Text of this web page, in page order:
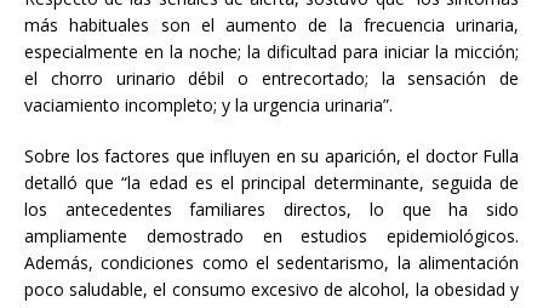
más habituales son el aumento de la frecuencia urinaria,
especialmente en la noche; la dificultad para iniciar la micción;
el chorro urinario débil o entrecortado; la sensación de
vaciamiento incompleto; y la urgencia urinaria”.
Sobre los factores que influyen en su aparición, el doctor Fulla
detalló que “la edad es el principal determinante, seguida de
los antecedentes familiares directos, lo que ha sido
ampliamente demostrado en estudios epidemiológicos.
Además, condiciones como el sedentarismo, la alimentación
poco saludable, el consumo excesivo de alcohol, la obesidad y